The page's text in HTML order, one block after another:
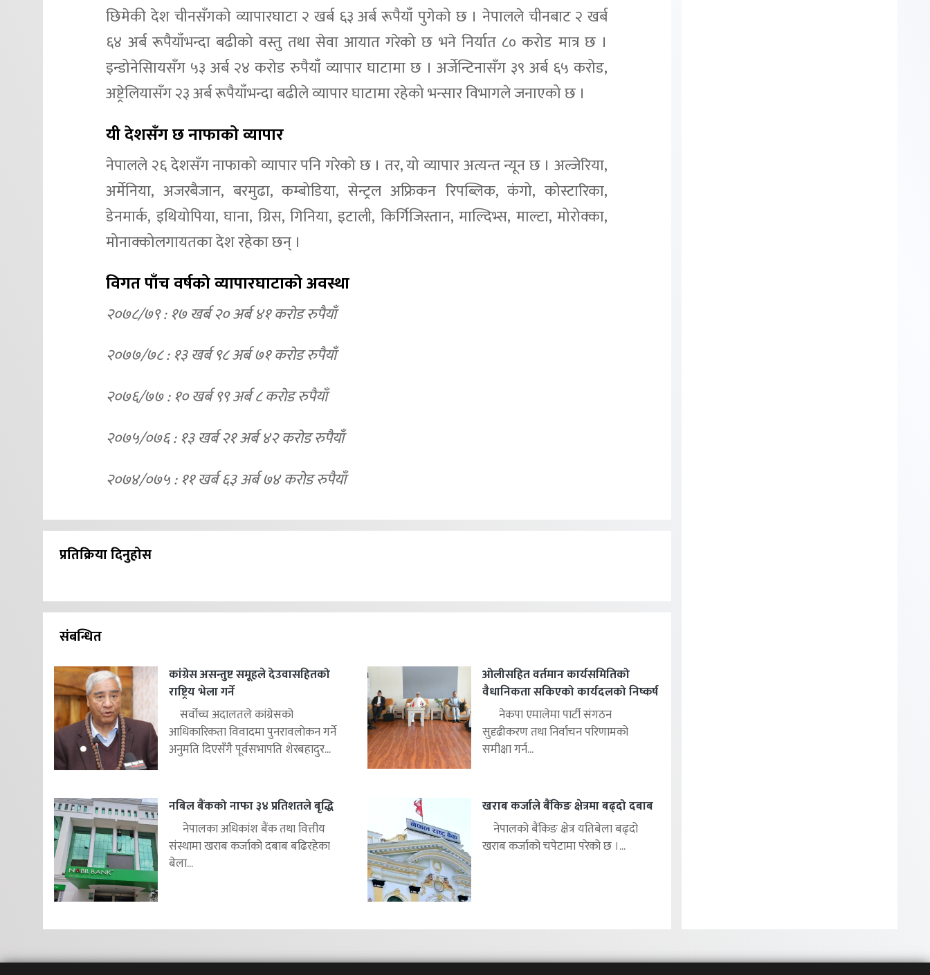
छिमेकी देश चीनसँगको व्यापारघाटा २ खर्ब ६३ अर्ब रूपैयाँ पुगेको छ । नेपालले चीनबाट २ खर्ब
६४ अर्ब रूपैयाँभन्दा बढीको वस्तु तथा सेवा आयात गरेको छ भने निर्यात ८० करोड मात्र छ ।
इन्डोनेसिायसँग ५३ अर्ब २४ करोड रुपैयाँ व्यापार घाटामा छ । अर्जेन्टिनासँग ३९ अर्ब ६५ करोड,
अष्ट्रेलियासँग २३ अर्ब रूपैयाँभन्दा बढीले व्यापार घाटामा रहेको भन्सार विभागले जनाएको छ ।
यी देशसँग छ नाफाको व्यापार
नेपालले २६ देशसँग नाफाको व्यापार पनि गरेको छ । तर, यो व्यापार अत्यन्त न्यून छ । अल्जेरिया,
अर्मेनिया, अजरबैजान, बरमुढा, कम्बोडिया, सेन्ट्रल अफ्रिकन रिपब्लिक, कंगो, कोस्टारिका,
डेनमार्क, इथियोपिया, घाना, ग्रिस, गिनिया, इटाली, किर्गिजिस्तान, माल्दिभ्स, माल्टा, मोरोक्का,
मोनाक्कोलगायतका देश रहेका छन् ।
विगत पाँच वर्षको व्यापारघाटाको अवस्था
२०७८/७९ : १७ खर्ब २० अर्ब ४१ करोड रुपैयाँ
२०७७/७८ : १३ खर्ब ९८ अर्ब ७१ करोड रुपैयाँ
२०७६/७७ : १० खर्ब ९९ अर्ब ८ करोड रुपैयाँ
२०७५/०७६ : १३ खर्ब २१ अर्ब ४२ करोड रुपैयाँ
२०७४/०७५ : ११ खर्ब ६३ अर्ब ७४ करोड रुपैयाँ
प्रतिक्रिया दिनुहोस
संबन्धित
कांग्रेस असन्तुष्ट समूहले देउवासहितको
राष्ट्रिय भेला गर्ने
सर्वोच्च अदालतले कांग्रेसको
आधिकारिकता विवादमा पुनरावलोकन गर्ने
अनुमति दिएसँगै पूर्वसभापति शेरबहादुर...
ओलीसहित वर्तमान कार्यसमितिको
वैधानिकता सकिएको कार्यदलको निष्कर्ष
नेकपा एमालेमा पार्टी संगठन
सुदृढीकरण तथा निर्वाचन परिणामको
समीक्षा गर्न...
नबिल बैंकको नाफा ३४ प्रतिशतले बृद्धि
नेपालका अधिकांश बैंक तथा वित्तीय
संस्थामा खराब कर्जाको दबाब बढिरहेका
बेला...
खराब कर्जाले बैंकिङ क्षेत्रमा बढ्दो दबाब
नेपालको बैंकिङ क्षेत्र यतिबेला बढ्दो
खराब कर्जाको चपेटामा परेको छ ।...